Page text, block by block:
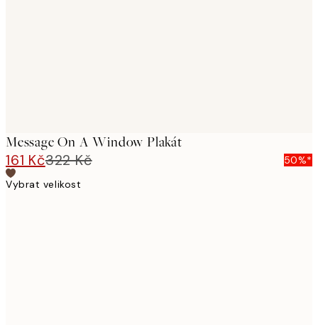
Message On A Window Plakát
161 Kč322 Kč
50%*
Vybrat velikost